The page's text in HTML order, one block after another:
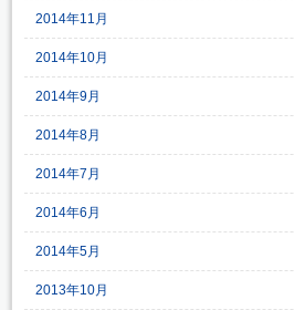
2014年11月
2014年10月
2014年9月
2014年8月
2014年7月
2014年6月
2014年5月
2013年10月